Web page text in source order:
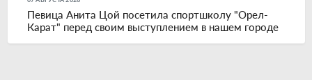
Певица Анита Цой посетила спортшколу "Орел-
Карат" перед своим выступлением в нашем городе